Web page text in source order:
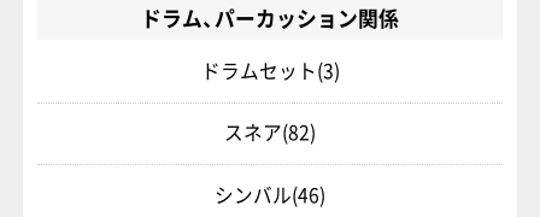
ドラム、パーカッション関係
ドラムセット(3)
スネア(82)
シンバル(46)